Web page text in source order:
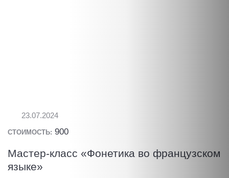
23.07.2024
СТОИМОСТЬ: 900
Мастер-класс «Фонетика во французском
языке»